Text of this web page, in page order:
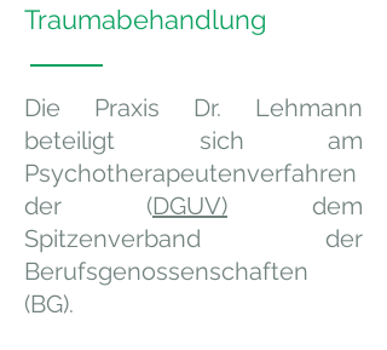
Traumabehandlung
Die Praxis Dr. Lehmann
beteiligt sich am
Psychotherapeutenverfahren
der (DGUV) dem
Spitzenverband der
Berufsgenossenschaften
(BG).